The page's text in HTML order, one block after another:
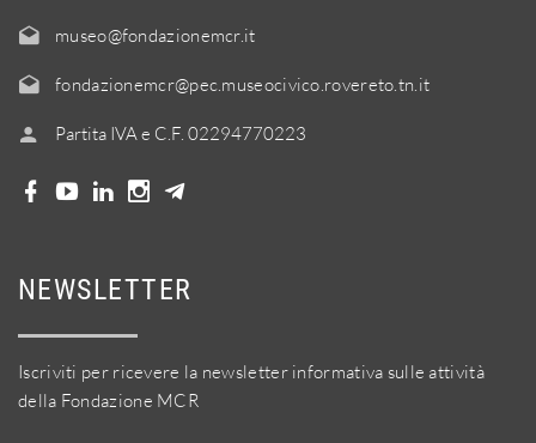
museo@fondazionemcr.it
fondazionemcr@pec.museocivico.rovereto.tn.it
Partita IVA e C.F. 02294770223
NEWSLETTER
Iscriviti per ricevere la newsletter informativa sulle attività
della Fondazione MCR